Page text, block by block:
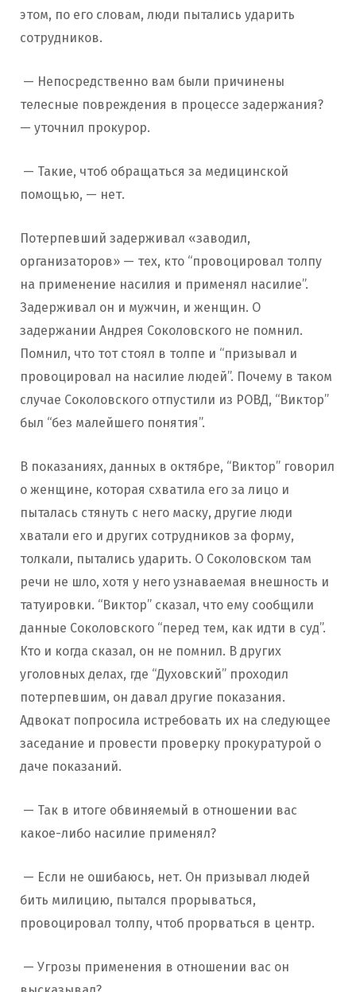
этом, по его словам, люди пытались ударить
сотрудников.
— Непосредственно вам были причинены
телесные повреждения в процессе задержания?
— уточнил прокурор.
— Такие, чтоб обращаться за медицинской
помощью, — нет.
Потерпевший задерживал «заводил,
организаторов» — тех, кто “провоцировал толпу
на применение насилия и применял насилие”.
Задерживал он и мужчин, и женщин. О
задержании Андрея Соколовского не помнил.
Помнил, что тот стоял в толпе и “призывал и
провоцировал на насилие людей”. Почему в таком
случае Соколовского отпустили из РОВД, “Виктор”
был “без малейшего понятия”.
В показаниях, данных в октябре, “Виктор” говорил
о женщине, которая схватила его за лицо и
пыталась стянуть с него маску, другие люди
хватали его и других сотрудников за форму,
толкали, пытались ударить. О Соколовском там
речи не шло, хотя у него узнаваемая внешность и
татуировки. “Виктор” сказал, что ему сообщили
данные Соколовского “перед тем, как идти в суд”.
Кто и когда сказал, он не помнил. В других
уголовных делах, где “Духовский” проходил
потерпевшим, он давал другие показания.
Адвокат попросила истребовать их на следующее
заседание и провести проверку прокуратурой о
даче показаний.
— Так в итоге обвиняемый в отношении вас
какое-либо насилие применял?
— Если не ошибаюсь, нет. Он призывал людей
бить милицию, пытался прорываться,
провоцировал толпу, чтоб прорваться в центр.
— Угрозы применения в отношении вас он